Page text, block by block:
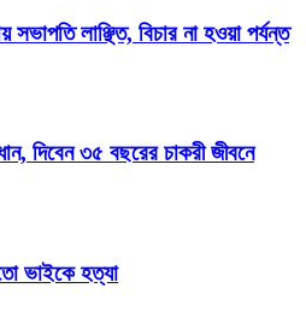
লাঞ্ছিত, বিচার না হওয়া পর্যন্ত
দিবেন ৩৫ বছরের চাকরী জীবনে
ভাইকে হত্যা